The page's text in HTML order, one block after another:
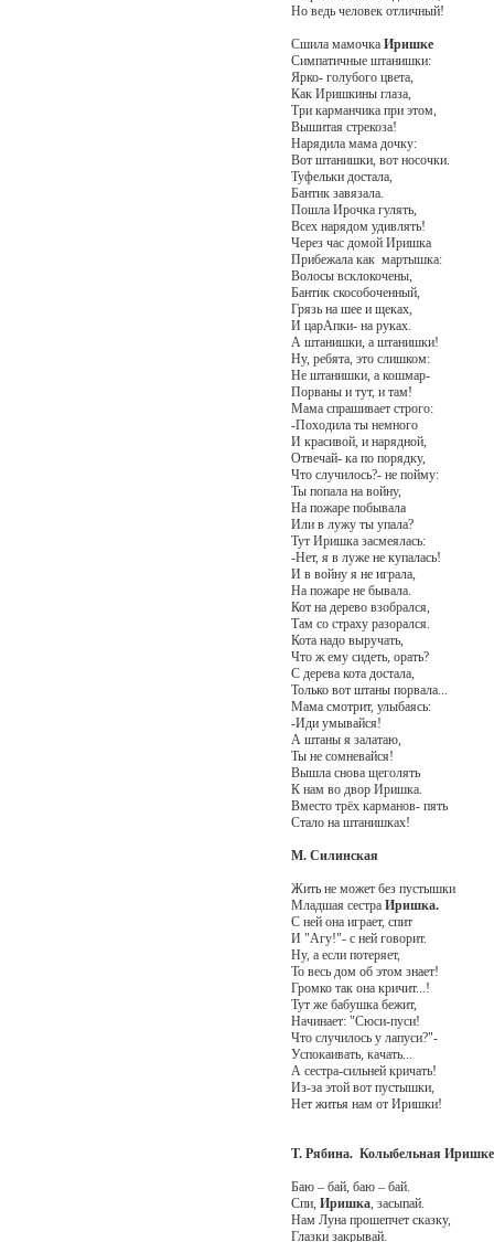
Но ведь человек отличный!
Сшила мамочка Иришке
Симпатичные штанишки:
Ярко- голубого цвета,
Как Иришкины глаза,
Три карманчика при этом,
Вышитая стрекоза!
Нарядила мама дочку:
Вот штанишки, вот носочки.
Туфельки достала,
Бантик завязала.
Пошла Ирочка гулять,
Всех нарядом удивлять!
Через час домой Иришка
Прибежала как мартышка:
Волосы всклокочены,
Бантик скособоченный,
Грязь на шее и щеках,
И царАпки- на руках.
А штанишки, а штанишки!
Ну, ребята, это слишком:
Не штанишки, а кошмар-
Порваны и тут, и там!
Мама спрашивает строго:
-Походила ты немного
И красивой, и нарядной,
Отвечай- ка по порядку,
Что случилось?- не пойму:
Ты попала на войну,
На пожаре побывала
Или в лужу ты упала?
Тут Иришка засмеялась:
-Нет, я в луже не купалась!
И в войну я не играла,
На пожаре не бывала.
Кот на дерево взобрался,
Там со страху разорался.
Кота надо выручать,
Что ж ему сидеть, орать?
С дерева кота достала,
Только вот штаны порвала...
Мама смотрит, улыбаясь:
-Иди умывайся!
А штаны я залатаю,
Ты не сомневайся!
Вышла снова щеголять
К нам во двор Иришка.
Вместо трёх карманов- пять
Стало на штанишках!
М. Силинская
Жить не может без пустышки
Младшая сестра Иришка.
С ней она играет, спит
И "Агу!"- с ней говорит.
Ну, а если потеряет,
То весь дом об этом знает!
Громко так она кричит...!
Тут же бабушка бежит,
Начинает: "Сюси-пуси!
Что случилось у лапуси?"-
Успокаивать, качать...
А сестра-сильней кричать!
Из-за этой вот пустышки,
Нет житья нам от Иришки!
Т. Рябина. Колыбельная
Баю – бай, баю – бай.
Спи, Иришка, засыпай.
Нам Луна прошепчет сказку,
Глазки закрывай.